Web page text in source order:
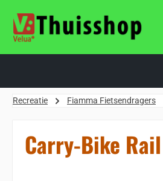
de hoofdinhoud
Ga naar de zoekopdracht
Ga naar de hoofdnavigatie
Recreatie Fiamma Fietsendragers
Carry-Bike